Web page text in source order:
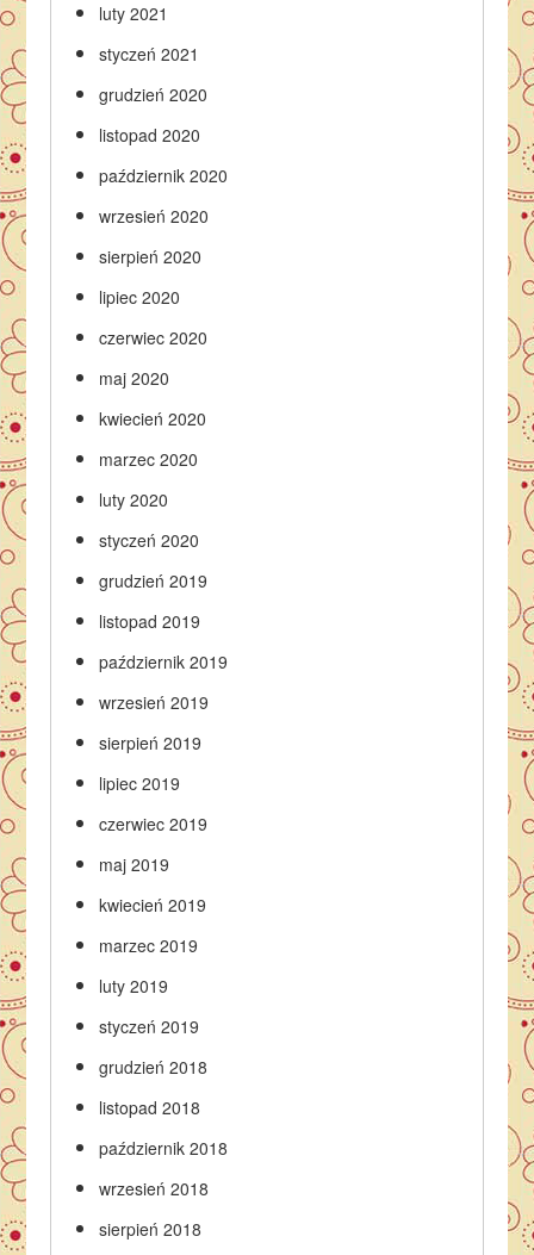
luty 2021
styczeń 2021
grudzień 2020
listopad 2020
październik 2020
wrzesień 2020
sierpień 2020
lipiec 2020
czerwiec 2020
maj 2020
kwiecień 2020
marzec 2020
luty 2020
styczeń 2020
grudzień 2019
listopad 2019
październik 2019
wrzesień 2019
sierpień 2019
lipiec 2019
czerwiec 2019
maj 2019
kwiecień 2019
marzec 2019
luty 2019
styczeń 2019
grudzień 2018
listopad 2018
październik 2018
wrzesień 2018
sierpień 2018